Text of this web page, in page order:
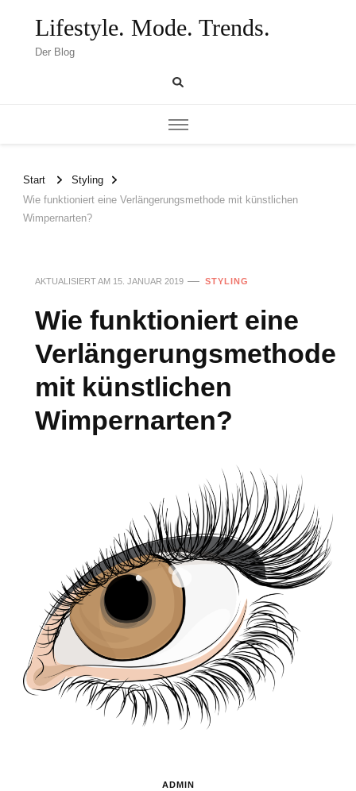
Lifestyle. Mode. Trends.
Der Blog
Start
Styling
Wie funktioniert eine Verlängerungsmethode mit künstlichen
Wimpernarten?
AKTUALISIERT AM 15. JANUAR 2019 STYLING
Wie funktioniert eine
Verlängerungsmethode
mit künstlichen
Wimpernarten?
ADMIN